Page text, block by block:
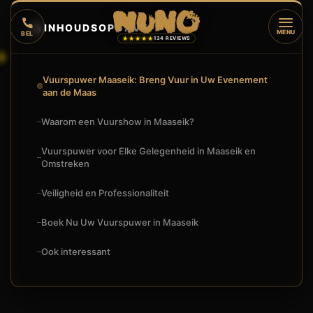
BEL
★★★★★134 REVIEWS
MENU
🔥INHOUDSOPGAVE ▼
Vuurspuwer Maaseik: Breng Vuur in Uw Evenement
aan de Maas
Waarom een Vuurshow in Maaseik?
Vuurspuwer voor Elke Gelegenheid in Maaseik en
Omstreken
Veiligheid en Professionaliteit
Boek Nu Uw Vuurspuwer in Maaseik
Ook interessant